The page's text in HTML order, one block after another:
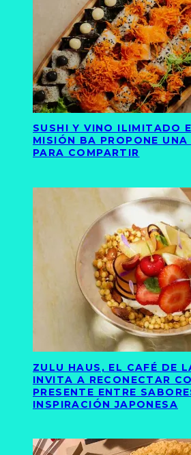
SUSHI Y VINO ILIMITADO
MISIÓN BA PROPONE UNA
PARA COMPARTIR
ZULU HAUS, EL CAFÉ DE
INVITA A RECONECTAR
PRESENTE ENTRE
INSPIRACIÓN JAPONESA